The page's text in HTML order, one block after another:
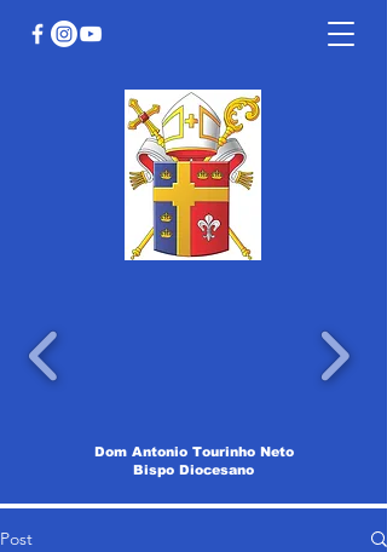
Dom Antonio Tourinho Neto
Bispo Diocesano
Post